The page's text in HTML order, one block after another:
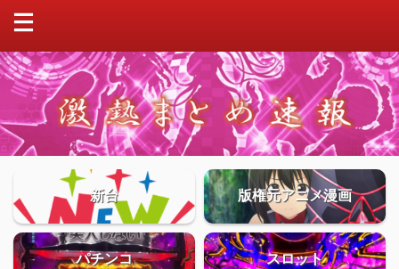
新台 版権元アニメ漫画
パチンコ スロット